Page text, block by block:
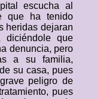
escucha al
que ha tenido
heridas dejaran
diciéndole que
denuncia, pero
a su familia,
su casa, pues
peligro de
pues